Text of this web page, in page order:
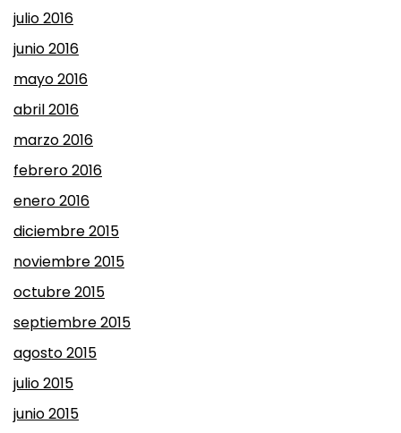
julio 2016
junio 2016
mayo 2016
abril 2016
marzo 2016
febrero 2016
enero 2016
diciembre 2015
noviembre 2015
octubre 2015
septiembre 2015
agosto 2015
julio 2015
junio 2015